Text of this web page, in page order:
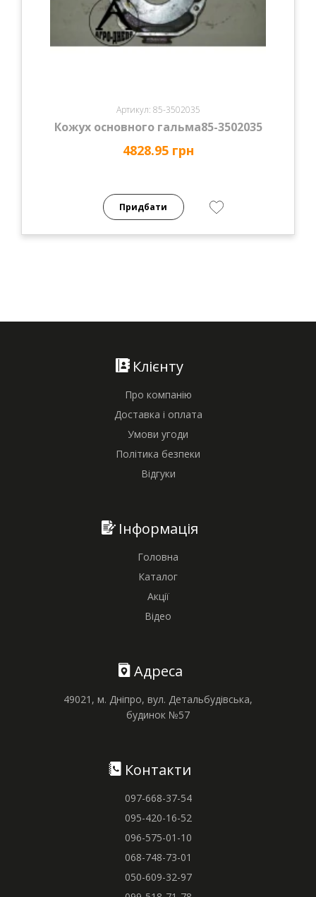
Артикул: 85-3502035
Кожух основного гальма85-3502035
4828.95 грн
Придбати
Клієнту
Про компанію
Доставка і оплата
Умови угоди
Політика безпеки
Відгуки
Інформація
Головна
Каталог
Акції
Відео
Адреса
49021, м. Дніпро, вул. Детальбудівська,
будинок №57
Контакти
097-668-37-54
095-420-16-52
096-575-01-10
068-748-73-01
050-609-32-97